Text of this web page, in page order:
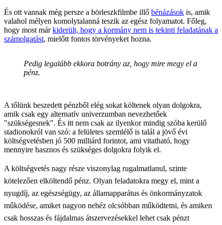
És ott vannak még persze a börleszkfilmbe illő bénázások is, amik
valahol mélyen komolytalanná teszik az egész folyamatot. Főleg,
hogy most márkiderült, hogy a kormány nem is tekinti feladatának a
számolgatást, mielőtt fontos törvényeket hozna.
Pedig legalább ekkora botrány az, hogy mire megy el a
pénz.
A tőlünk beszedett pénzből elég sokat költenek olyan dolgokra,
amik csak egy alternatív univerzumban nevezhetőek
"szükségesnek". És itt nem csak az ilyenkor mindig szóba kerülő
stadionokról van szó: a felületes szemlélő is talál a jövő évi
költségvetésben jó 500 milliárd forintot, ami vitatható, hogy
mennyire hasznos és szükséges dolgokra folyik el.
A költségvetés nagy része viszonylag rugalmatlanul, szinte
kötelezően elköltendő pénz. Olyan feladatokra megy el, mint a
nyugdíj, az egészségügy, az államapparátus és önkormányzatok
működése, amiket nagyon nehéz olcsóbban működtetni, és amiken
csak hosszas és fájdalmas átszervezésekkel lehet csak pénzt